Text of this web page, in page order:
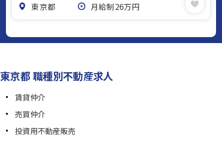
東京都
月給制26万円
東京都 職種別不動産求人
賃貸仲介
売買仲介
投資用不動産販売